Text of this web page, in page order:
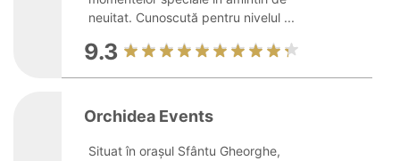
neuitat. Cunoscută pentru nivelul ...
9.3
Orchidea Events
Situat în orașul Sfântu Gheorghe,